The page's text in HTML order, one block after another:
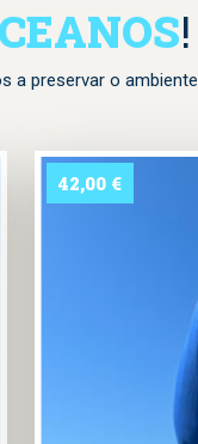
!
a preservar o ambiente
42,00 €